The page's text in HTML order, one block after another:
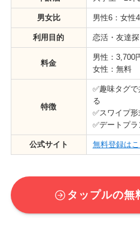
男女比 男性6：女性4
利用目的 恋活・友達
料金
男性：3,700
女性：無料
特徴
✅趣味タグ
る
✅スワイプ
✅デートプ
公式サイト 無料登録は
タップルの無